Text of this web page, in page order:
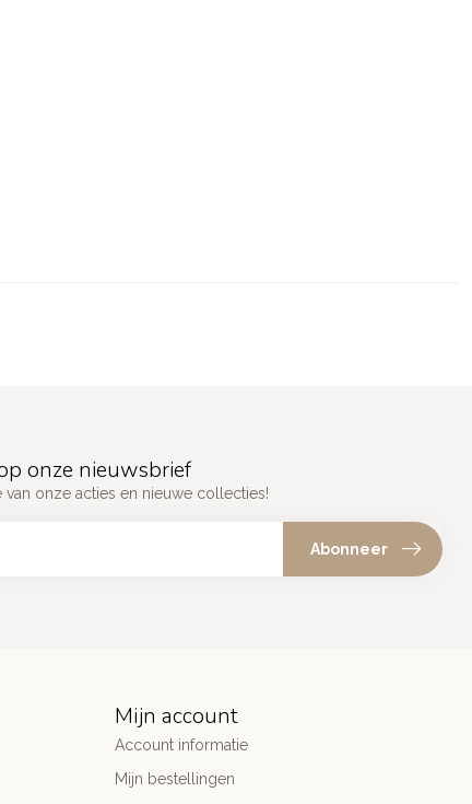
onze nieuwsbrief
onze acties en nieuwe collecties!
Abonneer
Mijn account
Account informatie
Mijn bestellingen